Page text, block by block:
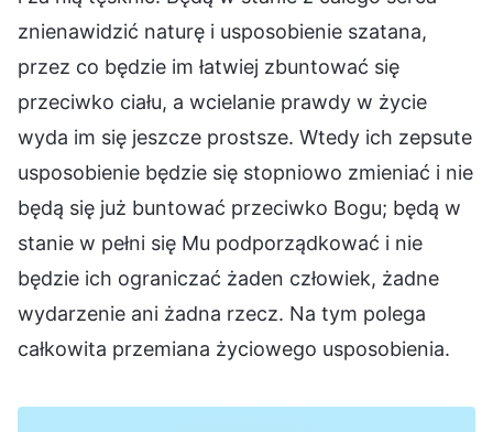
znienawidzić naturę i usposobienie szatana,
przez co będzie im łatwiej zbuntować się
przeciwko ciału, a wcielanie prawdy w życie
wyda im się jeszcze prostsze. Wtedy ich zepsute
usposobienie będzie się stopniowo zmieniać i nie
będą się już buntować przeciwko Bogu; będą w
stanie w pełni się Mu podporządkować i nie
będzie ich ograniczać żaden człowiek, żadne
wydarzenie ani żadna rzecz. Na tym polega
całkowita przemiana życiowego usposobienia.